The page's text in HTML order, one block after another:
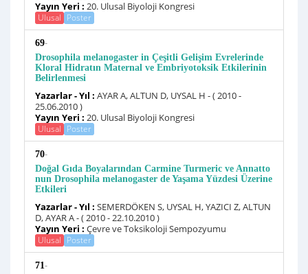
Yayın Yeri : 20. Ulusal Biyoloji Kongresi
Ulusal Poster
69-
Drosophila melanogaster in Çeşitli Gelişim Evrelerinde
Kloral Hidratın Maternal ve Embriyotoksik Etkilerinin
Belirlenmesi
Yazarlar - Yıl : AYAR A, ALTUN D, UYSAL H - ( 2010 -
25.06.2010 )
Yayın Yeri : 20. Ulusal Biyoloji Kongresi
Ulusal Poster
70-
Doğal Gıda Boyalarından Carmine Turmeric ve Annatto
nun Drosophila melanogaster de Yaşama Yüzdesi Üzerine
Etkileri
Yazarlar - Yıl : SEMERDÖKEN S, UYSAL H, YAZICI Z, ALTUN
D, AYAR A - ( 2010 - 22.10.2010 )
Yayın Yeri : Çevre ve Toksikoloji Sempozyumu
Ulusal Poster
71-